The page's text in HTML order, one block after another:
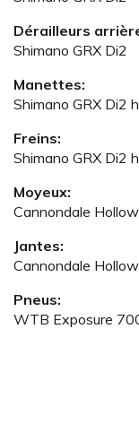
Dérailleurs
Shimano GRX Di2
Manettes:
Shimano GRX Di2
Freins:
Shimano GRX Di2
Moyeux:
Cannondale
Jantes:
Cannondale
Pneus:
WTB Exposure